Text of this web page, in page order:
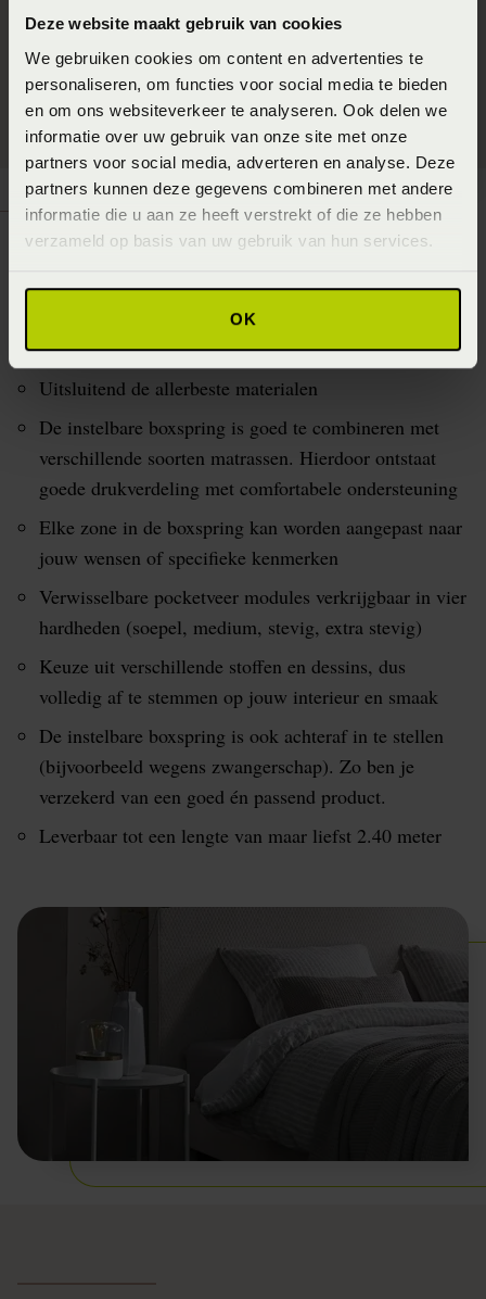
Deze website maakt gebruik van cookies
We gebruiken cookies om content en advertenties te
personaliseren, om functies voor social media te bieden
en om ons websiteverkeer te analyseren. Ook delen we
informatie over uw gebruik van onze site met onze
partners voor social media, adverteren en analyse. Deze
partners kunnen deze gegevens combineren met andere
informatie die u aan ze heeft verstrekt of die ze hebben
verzameld op basis van uw gebruik van hun services.
OK
Voordelen instelbare
boxspring
Uitsluitend de allerbeste materialen
De instelbare boxspring is goed te combineren met
verschillende soorten matrassen. Hierdoor ontstaat
goede drukverdeling met comfortabele ondersteuning
Elke zone in de boxspring kan worden aangepast naar
jouw wensen of specifieke kenmerken
Verwisselbare pocketveer modules verkrijgbaar in vier
hardheden (soepel, medium, stevig, extra stevig)
Keuze uit verschillende stoffen en dessins, dus
volledig af te stemmen op jouw interieur en smaak
De instelbare boxspring is ook achteraf in te stellen
(bijvoorbeeld wegens zwangerschap). Zo ben je
verzekerd van een goed én passend product.
Leverbaar tot een lengte van maar liefst 2.40 meter